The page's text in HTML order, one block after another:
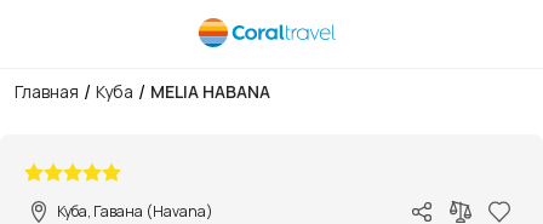
Главная / Куба / MELIA HABANA
Куба, Гавана (Havana)